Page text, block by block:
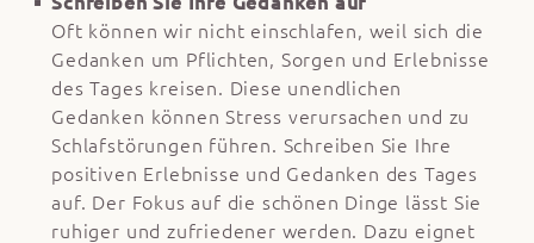
Oft können wir nicht einschlafen, weil sich die
Gedanken um Pflichten, Sorgen und Erlebnisse
des Tages kreisen. Diese unendlichen
Gedanken können Stress verursachen und zu
Schlafstörungen führen. Schreiben Sie Ihre
positiven Erlebnisse und Gedanken des Tages
auf. Der Fokus auf die schönen Dinge lässt Sie
ruhiger und zufriedener werden. Dazu eignet